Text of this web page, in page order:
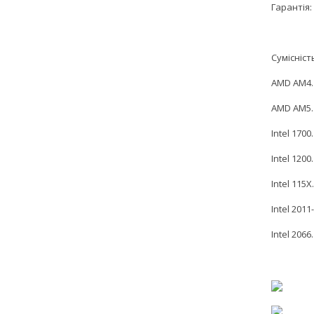
Гарантія:
AMD AM4.
AMD AM5.
Intel 1700.
Intel 1200.
Intel 115X.
Intel
Intel 2066.